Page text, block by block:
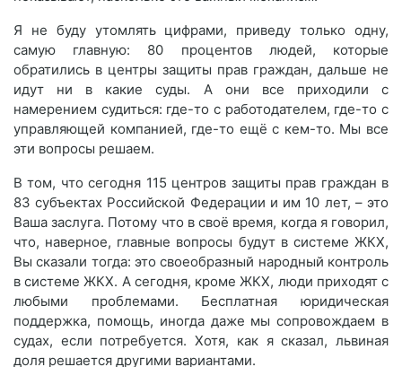
Я не буду утомлять цифрами, приведу только одну,
самую главную: 80 процентов людей, которые
обратились в центры защиты прав граждан, дальше не
идут ни в какие суды. А они все приходили с
намерением судиться: где-то с работодателем, где-то с
управляющей компанией, где-то ещё с кем-то. Мы все
эти вопросы решаем.
В том, что сегодня 115 центров защиты прав граждан в
83 субъектах Российской Федерации и им 10 лет, – это
Ваша заслуга. Потому что в своё время, когда я говорил,
что, наверное, главные вопросы будут в системе ЖКХ,
Вы сказали тогда: это своеобразный народный контроль
в системе ЖКХ. А сегодня, кроме ЖКХ, люди приходят с
любыми проблемами. Бесплатная юридическая
поддержка, помощь, иногда даже мы сопровождаем в
судах, если потребуется. Хотя, как я сказал, львиная
доля решается другими вариантами.